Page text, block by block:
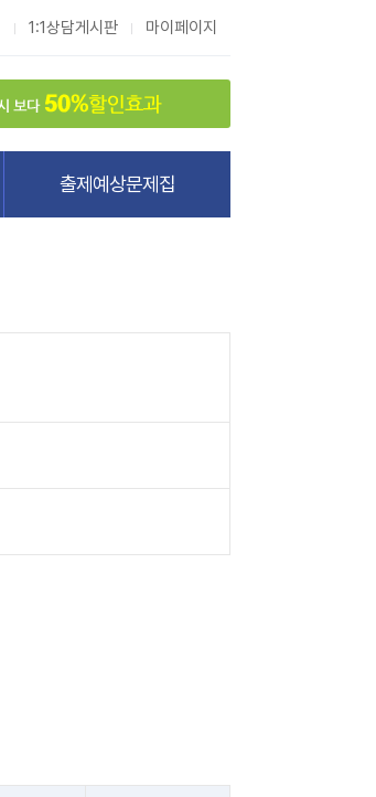
1:1상담게시판 마이페이지